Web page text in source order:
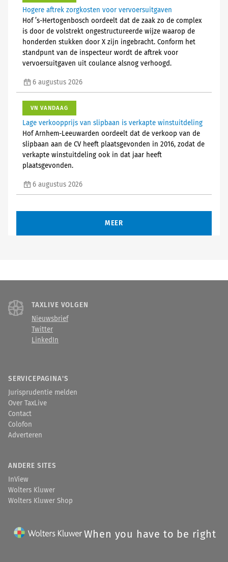
Hogere aftrek zorgkosten voor vervoersuitgaven
Hof ’s-Hertogenbosch oordeelt dat de zaak zo de complex
is door de volstrekt ongestructureerde wijze waarop de
honderden stukken door X zijn ingebracht. Conform het
standpunt van de inspecteur wordt de aftrek voor
vervoersuitgaven uit coulance alsnog verhoogd.
6 augustus 2026
VN VANDAAG
Lage verkoopprijs van slipbaan is verkapte winstuitdeling
Hof Arnhem-Leeuwarden oordeelt dat de verkoop van de
slipbaan aan de CV heeft plaatsgevonden in 2016, zodat de
verkapte winstuitdeling ook in dat jaar heeft
plaatsgevonden.
6 augustus 2026
MEER
TAXLIVE VOLGEN
Nieuwsbrief
Twitter
LinkedIn
SERVICEPAGINA'S
Jurisprudentie melden
Over TaxLive
Contact
Colofon
Adverteren
ANDERE SITES
InView
Wolters Kluwer
Wolters Kluwer Shop
When you have to be right